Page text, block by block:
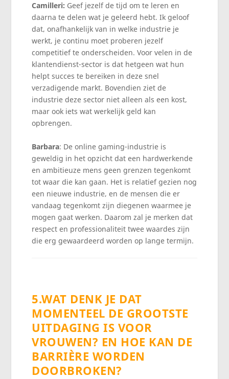
Camilleri: Geef jezelf de tijd om te leren en
daarna te delen wat je geleerd hebt. Ik geloof
dat, onafhankelijk van in welke industrie je
werkt, je continu moet proberen jezelf
competitief te onderscheiden. Voor velen in de
klantendienst-sector is dat hetgeen wat hun
helpt succes te bereiken in deze snel
verzadigende markt. Bovendien ziet de
industrie deze sector niet alleen als een kost,
maar ook iets wat werkelijk geld kan
opbrengen.
Barbara: De online gaming-industrie is
geweldig in het opzicht dat een hardwerkende
en ambitieuze mens geen grenzen tegenkomt
tot waar die kan gaan. Het is relatief gezien nog
een nieuwe industrie, en de mensen die er
vandaag tegenkomt zijn diegenen waarmee je
mogen gaat werken. Daarom zal je merken dat
respect en professionaliteit twee waardes zijn
die erg gewaardeerd worden op lange termijn.
5.WAT DENK JE DAT
MOMENTEEL DE GROOTSTE
UITDAGING IS VOOR
VROUWEN? EN HOE KAN DE
BARRIÈRE WORDEN
DOORBROKEN?